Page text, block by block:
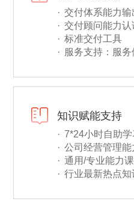
交付体系能力输
交付顾问能力认
标准交付工具
服务支持：服务
知识赋能支持
7*24小时自助学
公司经营管理
通用/专业能力
行业最新热点